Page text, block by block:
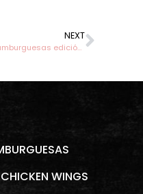
NEXT
Hamburguesas edición limitada en Medellín
CHICKEN WINGS